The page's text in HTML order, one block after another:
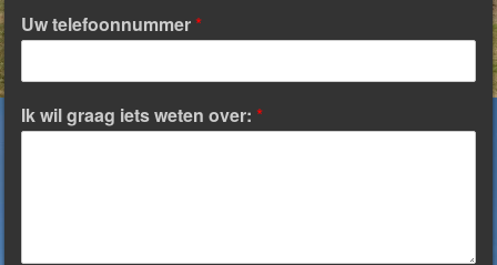
o
o
a
a
m
r
n
Uw telefoonnummer*
Ik wil graag iets weten over:*